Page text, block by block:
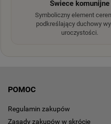
Świece komunijne
Symboliczny element
podkreślający duchowy
uroczystości.
POMOC
Regulamin zakupów
Zasady zakupów w skrócie